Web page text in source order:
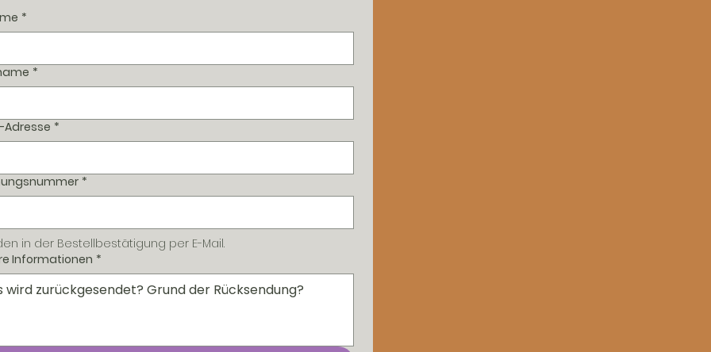
*
*
Adresse *
*
in der Bestellbestätigung per E-Mail.
Informationen *